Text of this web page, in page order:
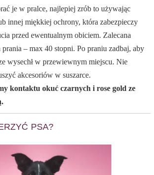
je w pralce, najlepiej zrób to używając
innej miękkiej ochrony, która zabezpieczy
przed ewentualnym obiciem. Zalecana
prania – max 40 stopni. Po praniu zadbaj, aby
wysechł w przewiewnym miejscu. Nie
akcesoriów w suszarce.
kontaktu okuć czarnych i rose gold ze
PSA?